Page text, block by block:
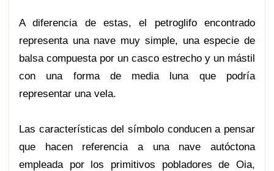
A diferencia de estas, el petroglifo encontrado
representa una nave muy simple, una especie de
balsa compuesta por un casco estrecho y un mástil
con una forma de media luna que podría
representar una vela.
Las características del símbolo conducen a pensar
que hacen referencia a una nave autóctona
empleada por los primitivos pobladores de Oia,